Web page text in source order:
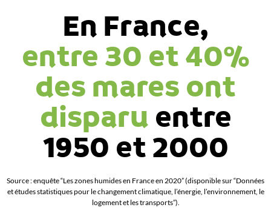
En France,
entre 30 et 40%
des mares ont
disparuentre
1950 et 2000
Source : enquête “Les zones humides en France en 2020” (disponible sur “Données
et études statistiques pour le changement climatique, l’énergie, l’environnement, le
logement et les transports”).